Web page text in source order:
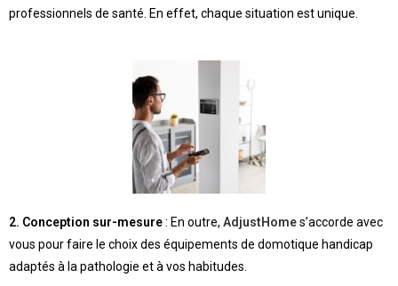
professionnels de santé. En effet, chaque situation est unique.
2. Conception sur-mesure: En outre, AdjustHomes’accorde avec
vous pour faire le choix des équipements de domotique handicap
adaptés à la pathologie et à vos habitudes.